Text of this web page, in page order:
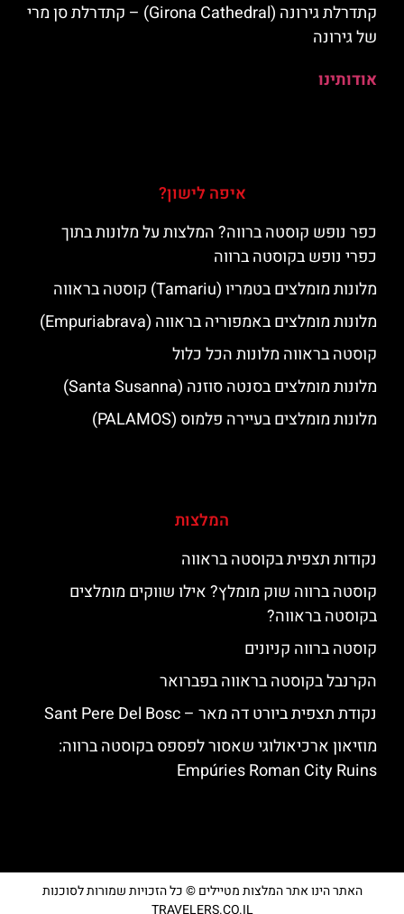
קתדרלת גירונה (Girona Cathedral) – קתדרלת סן מרי
של גירונה
אודותינו
איפה לישון?
כפר נופש קוסטה ברווה? המלצות על מלונות בתוך
כפרי נופש בקוסטה ברווה
מלונות מומלצים בטמריו (Tamariu) קוסטה בראווה
מלונות מומלצים באמפוריה בראווה (Empuriabrava)
קוסטה בראווה מלונות הכל כלול
מלונות מומלצים בסנטה סוזנה (Santa Susanna)
מלונות מומלצים בעיירה פלמוס (PALAMOS)
המלצות
נקודות תצפית בקוסטה בראווה
קוסטה ברווה שוק מומלץ? אילו שווקים מומלצים
בקוסטה בראווה?
קוסטה ברווה קניונים
הקרנבל בקוסטה בראווה בפברואר
נקודת תצפית ביורט דה מאר – Sant Pere Del Bosc
מוזיאון ארכיאולוגי שאסור לפספס בקוסטה ברווה:
Empúries Roman City Ruins
האתר הינו אתר המלצות מטיילים © כל הזכויות שמורות לסוכנות